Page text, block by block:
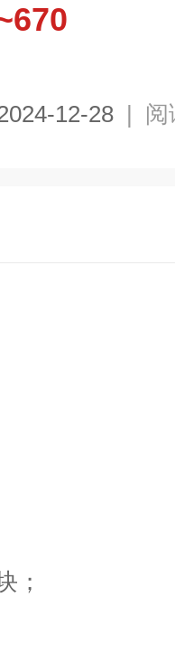
12-28 | 阅
块；